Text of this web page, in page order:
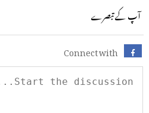
آپ کے تبصرے
Connect with